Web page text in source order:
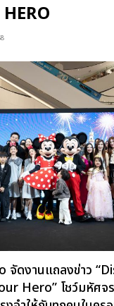
ดงานแถลงข่าว
Hero” โชว์มหัศจ